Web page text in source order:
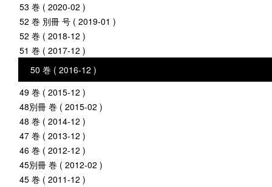
53 巻 ( 2020-02 )
52 巻 別冊 号 ( 2019-01 )
52 巻 ( 2018-12 )
51 巻 ( 2017-12 )
50 巻 ( 2016-12 )
49 巻 ( 2015-12 )
48別冊 巻 ( 2015-02 )
48 巻 ( 2014-12 )
47 巻 ( 2013-12 )
46 巻 ( 2012-12 )
45別冊 巻 ( 2012-02 )
45 巻 ( 2011-12 )